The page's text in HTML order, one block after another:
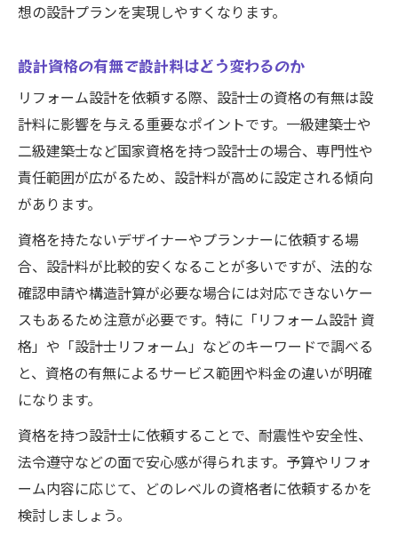
想の設計プランを実現しやすくなります。
設計資格の有無で設計料はどう変わるのか
リフォーム設計を依頼する際、設計士の資格の有無は設
計料に影響を与える重要なポイントです。一級建築士や
二級建築士など国家資格を持つ設計士の場合、専門性や
責任範囲が広がるため、設計料が高めに設定される傾向
があります。
資格を持たないデザイナーやプランナーに依頼する場
合、設計料が比較的安くなることが多いですが、法的な
確認申請や構造計算が必要な場合には対応できないケー
スもあるため注意が必要です。特に「リフォーム設計 資
格」や「設計士リフォーム」などのキーワードで調べる
と、資格の有無によるサービス範囲や料金の違いが明確
になります。
資格を持つ設計士に依頼することで、耐震性や安全性、
法令遵守などの面で安心感が得られます。予算やリフォ
ーム内容に応じて、どのレベルの資格者に依頼するかを
検討しましょう。